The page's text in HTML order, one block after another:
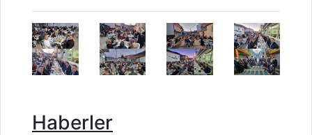
Haberler